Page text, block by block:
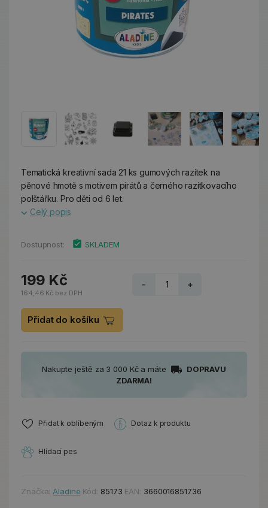
Tematická kreativní sada 21 ks gumových razítek na
pěnové hmotě s motivem pirátů a černého razítkovacího
polštářku. Pro děti od 6 let.
Celý popis
Dostupnost: SKLADEM
199 Kč
164,46 Kč bez DPH
- +
Přidat do košíku
Nakupte ještě za 3 000 Kč a máte
DOPRAVU
ZDARMA!
Přidat k oblíbeným Dotaz k produktu
Hlídací pes
Značka: Aladine Kód: 85173 EAN: 3660016851736